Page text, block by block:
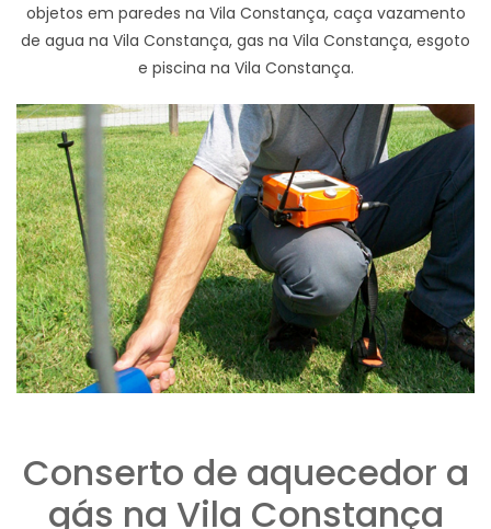
objetos em paredes na Vila Constança, caça vazamento
de agua na Vila Constança, gas na Vila Constança, esgoto
e piscina na Vila Constança.
Conserto de aquecedor a
gás na Vila Constança